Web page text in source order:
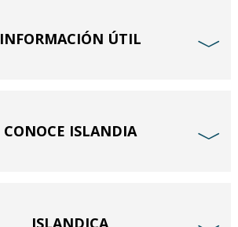
INFORMACIÓN ÚTIL ﹀
CONOCE ISLANDIA ﹀
ISLANDICA